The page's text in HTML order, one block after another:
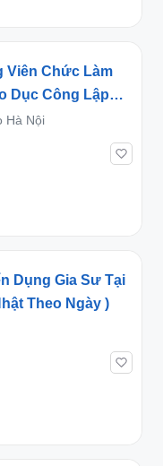
Viên Chức Làm
Dục Công Lập
Và Đào Tạo Hà
Hà Nội
Dụng Gia Sư Tại
Theo Ngày )